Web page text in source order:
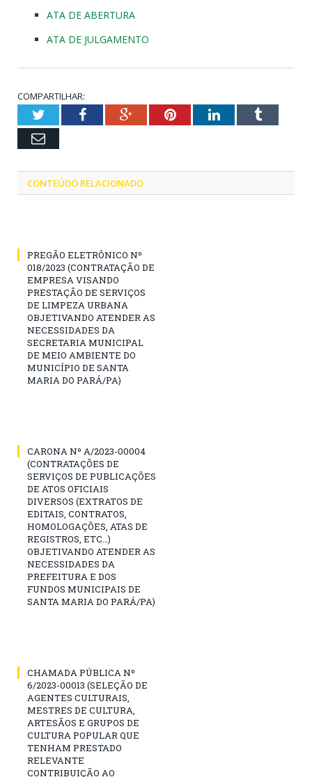
ATA DE ABERTURA
ATA DE JULGAMENTO
COMPARTILHAR:
TwitterFacebookGoogle+PinterestLinkedInTumblr
Email
CONTEÚDO RELACIONADO
PREGÃO ELETRÔNICO Nº
018/2023 (CONTRATAÇÃO DE
EMPRESA VISANDO
PRESTAÇÃO DE SERVIÇOS
DE LIMPEZA URBANA
OBJETIVANDO ATENDER AS
NECESSIDADES DA
SECRETARIA MUNICIPAL
DE MEIO AMBIENTE DO
MUNICÍPIO DE SANTA
MARIA DO PARÁ/PA)
CARONA Nº A/2023-00004
(CONTRATAÇÕES DE
SERVIÇOS DE PUBLICAÇÕES
DE ATOS OFICIAIS
DIVERSOS (EXTRATOS DE
EDITAIS, CONTRATOS,
HOMOLOGAÇÕES, ATAS DE
REGISTROS, ETC…)
OBJETIVANDO ATENDER AS
NECESSIDADES DA
PREFEITURA E DOS
FUNDOS MUNICIPAIS DE
SANTA MARIA DO PARÁ/PA)
CHAMADA PÚBLICA Nº
6/2023-00013 (SELEÇÃO DE
AGENTES CULTURAIS,
MESTRES DE CULTURA,
ARTESÃOS E GRUPOS DE
CULTURA POPULAR QUE
TENHAM PRESTADO
RELEVANTE
CONTRIBUIÇÃO AO